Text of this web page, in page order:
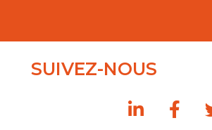
SUIVEZ-NOUS